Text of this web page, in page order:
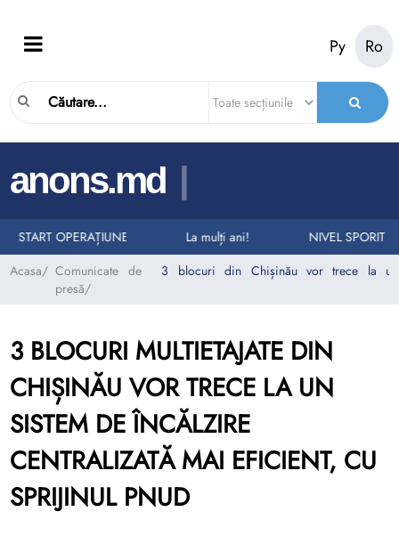
Ру Ro
an
o
n
s
.
m
d
|
LA NUMĂRUL UNIC DE URGENȚĂ 112
AUTO
START OPERAȚIUNEA „TAXI” La mulți ani!
NIVEL SPORIT
Acasa/ Comunicate de
presă/
3 blocuri din Chișinău vor trece la un
3 BLOCURI MULTIETAJATE DIN
CHIȘINĂU VOR TRECE LA UN
SISTEM DE ÎNCĂLZIRE
CENTRALIZATĂ MAI EFICIENT, CU
SPRIJINUL PNUD